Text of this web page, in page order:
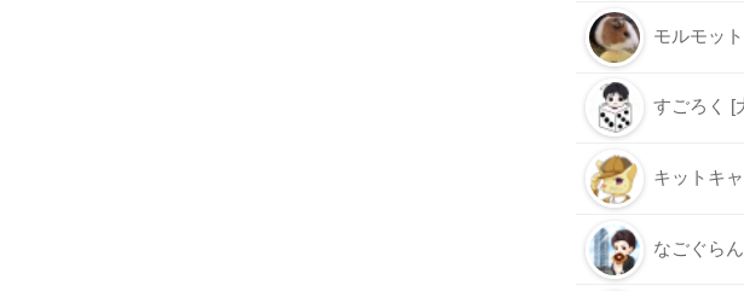
モルモッ
すごろく [
キットキ
なごぐら